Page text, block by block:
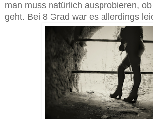
man muss natürlich ausprobieren,
geht. Bei 8 Grad war es allerdings